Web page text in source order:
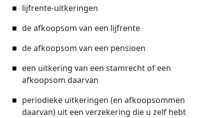
lijfrente-uitkeringen
de afkoopsom van een lijfrente
de afkoopsom van een pensioen
een uitkering van een stamrecht of een
afkoopsom daarvan
periodieke uitkeringen (en afkoopsommen
daarvan) uit een verzekering die u zelf hebt